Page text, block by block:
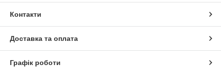
Контакти
Доставка та оплата
Графік роботи